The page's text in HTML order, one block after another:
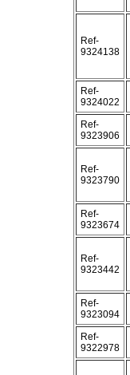
Ref-
9324138
Ref-
9324022
Ref-
9323906
Ref-
9323790
Ref-
9323674
Ref-
9323442
Ref-
9323094
Ref-
9322978